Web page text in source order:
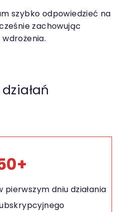
szybko odpowiedzieć na
zachowując
pierwszym dniu działania